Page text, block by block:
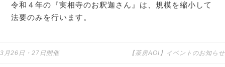
令和４年の『実相寺のお釈迦さん』は、規模を縮小して
法要のみを行います。
3月26日・27日開催 【茶房AOI】イベントのお知らせ